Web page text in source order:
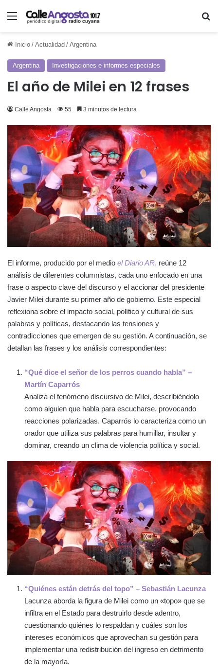
Menú
Inicio / Actualidad / Argentina
Argentina Investigaciones e informes especiales
El año de Milei en 12 frases
Calle Angosta 55 3 minutos de lectura
El informe, producido por el medio el Diario AR, reúne 12
análisis de diferentes columnistas, cada uno enfocado en una
frase o aspecto clave del discurso y el accionar del presidente
Javier Milei durante su primer año de gobierno. Este especial
reflexiona sobre el impacto social, político y cultural de sus
palabras y políticas, destacando las tensiones y
contradicciones que emergen de su gestión. A continuación, se
detallan las frases y los análisis correspondientes:
“Qué dice el señor de los perros cuando habla” –
Martín Caparrós
Analiza el fenómeno discursivo de Milei, describiéndolo
como alguien que habla para escucharse, provocando
reacciones polarizadas. Caparrós lo caracteriza como un
orador que utiliza sus palabras para humillar, insultar y
dominar, creando un clima de violencia política y social.
“Quiénes están detrás del topo” – Sebastián Lacunza
Lacunza aborda la figura de Milei como un «topo» que se
infiltra en el Estado para destruirlo desde adentro,
cuestionando quiénes lo respaldan y cuáles son los
intereses económicos que aprovechan su gestión para
implementar una redistribución del ingreso en detrimento
de la mayoría.